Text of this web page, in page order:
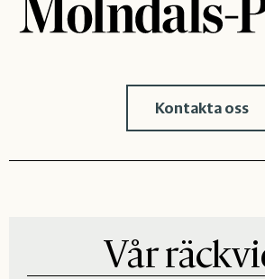
Kontakta oss
Vår